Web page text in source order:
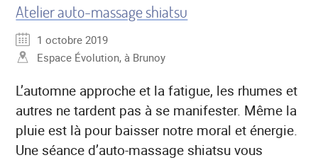
Atelier auto-massage shiatsu
1 octobre 2019
Espace Évolution, à Brunoy
L’automne approche et la fatigue, les rhumes et
autres ne tardent pas à se manifester. Même la
pluie est là pour baisser notre moral et énergie.
Une séance d’auto-massage shiatsu vous